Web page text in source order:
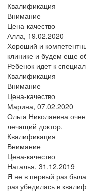
Квалификация
Внимание
Цена-качество
Алла, 19.02.2020
Хороший и
клинике и будем еще
Ребенок идет к
Квалификация
Внимание
Цена-качество
Марина, 07.02.2020
Ольга Николаевна
лечащий доктор.
Квалификация
Внимание
Цена-качество
Наталья, 31.12.2019
Я не в первый раз
раз убедилась в